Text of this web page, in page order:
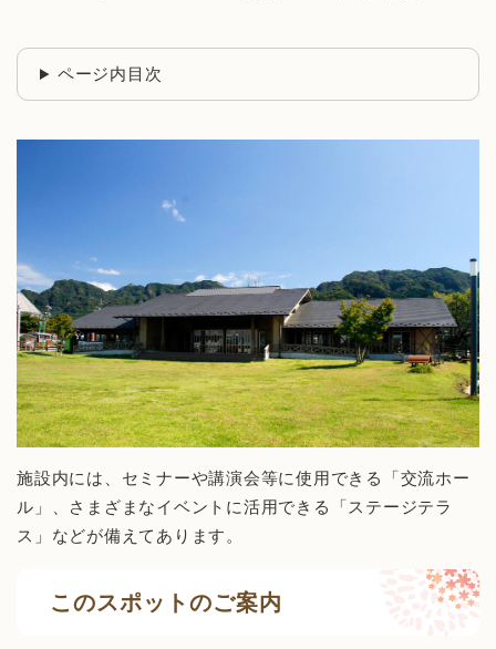
ページ内目次
施設内には、セミナーや講演会等に使用できる「交流ホー
ル」、さまざまなイベントに活用できる「ステージテラ
ス」などが備えてあります。
このスポットのご案内